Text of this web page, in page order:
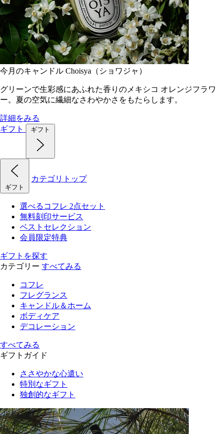
今月のキャンドル Choisya（ショワジャ）
グリーンで生彩感にあふれた香りのメキシコ オレンジフラワ
ー。夏の空気に繊細なさわやかさをもたらします。
詳細をみる
ギフト
ギフト
ギフト
カテゴリトップ
選べるコフレ 2点セット
無料刻印サービス
ベストセレクション
会員限定特典
ギフトを探す
カテゴリー すべてみる
コフレ
フレグランス
キャンドル＆ホーム
ボディケア
デコレーション
すべてみる
ギフトガイド
ささやかな心遣い
特別なギフト
独創的なギフト